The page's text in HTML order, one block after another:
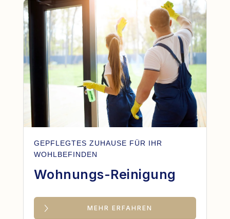
GEPFLEGTES ZUHAUSE FÜR IHR
WOHLBEFINDEN
Wohnungs-Reinigung
MEHR ERFAHREN